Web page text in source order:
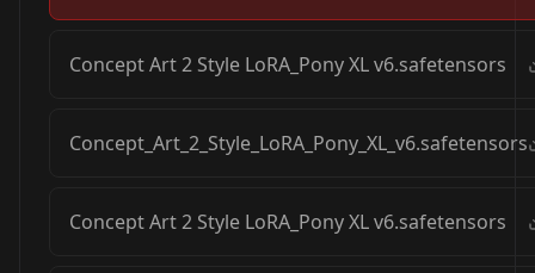
Concept Art 2 Style LoRA_Pony XL v6.safetensors
Concept_Art_2_Style_LoRA_Pony_XL_v6.safetensors
Concept Art 2 Style LoRA_Pony XL v6.safetensors